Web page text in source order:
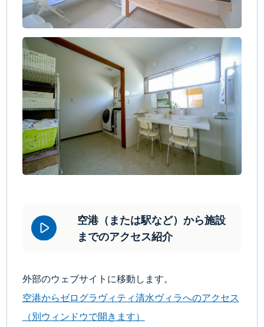
空港（または駅など）から施設
までのアクセス紹介
外部のウェブサイトに移動します。
空港からゼログラヴィティ清水ヴィラへのアクセス
（別ウィンドウで開きます）